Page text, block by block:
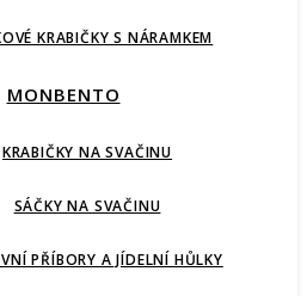
KRABIČKY S NÁRAMKEM
MONBENTO
KRABIČKY NA SVAČINU
SÁČKY NA SVAČINU
PŘÍBORY A JÍDELNÍ HŮLKY